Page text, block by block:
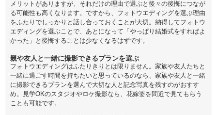
メリットがありますが、それだけの理由で選ぶと後々の後悔につなが
る可能性も高くなります。ですから、フォトウエディングを選ぶ理由
をふたりでしっかりと話し合っておくことが大切。納得してフォトウ
エディングを選ぶことで、あとになって「やっぱり結婚式をすればよ
かった」と後悔することは少なくなるはずです。
親や友人と一緒に撮影できるプランを選ぶ
フォトウエディングはふたりきりとは限りません。家族や友人たちと
一緒に過ごす時間を持ちたいと思っているのなら、家族や友人と一緒
に撮影できるプランを選んで大切な人と記念写真を残すのがおすす
め。見学OKのスタジオやロケ撮影なら、花嫁姿を間近で見てもらう
ことも可能です。